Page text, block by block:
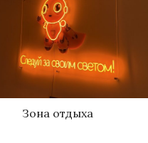
Зона отдыха